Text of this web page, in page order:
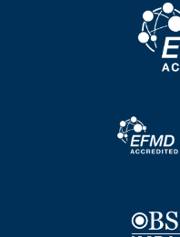
Image
Image
Image